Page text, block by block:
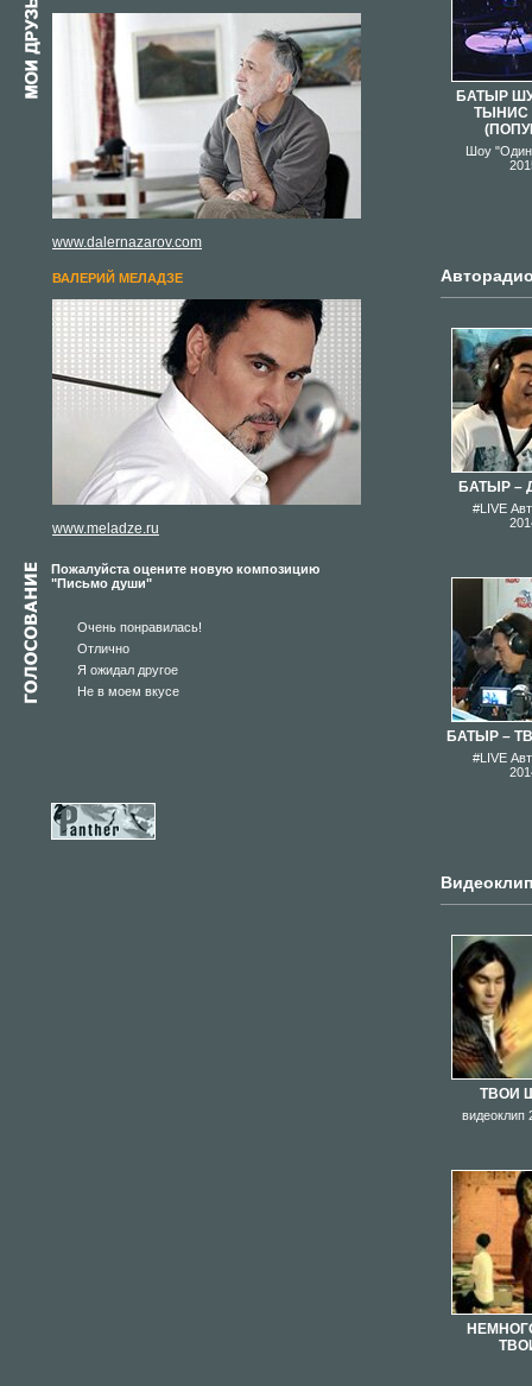
www.dalernazarov.com
ВАЛЕРИЙ МЕЛАДЗЕ
www.meladze.ru
Пожалуйста оцените новую композицию
"Письмо души"
Очень понравилась!
Отлично
Я ожидал другое
Не в моем вкусе
БАТЫР
ТЫНИС
Шоу "Один
БАТЫР –
#LIVE
БАТЫР –
#LIVE
ТВОИ
видеоклип